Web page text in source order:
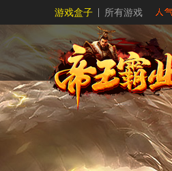
游戏盒子 所有游戏